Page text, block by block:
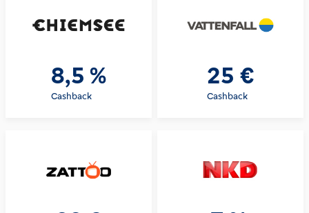
8,5 %
Cashback
25 €
Cashback